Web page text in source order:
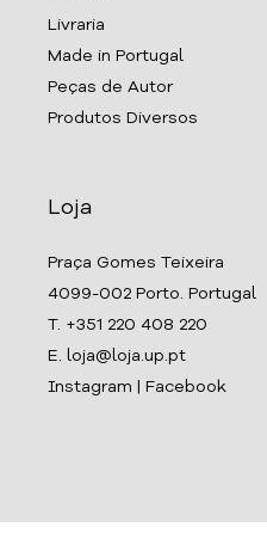
Livraria
Made in Portugal
Peças de Autor
Produtos Diversos
Loja
Praça Gomes Teixeira
4099-002 Porto. Portugal
T. +351 220 408 220
E. loja@loja.up.pt
Instagram
Facebook